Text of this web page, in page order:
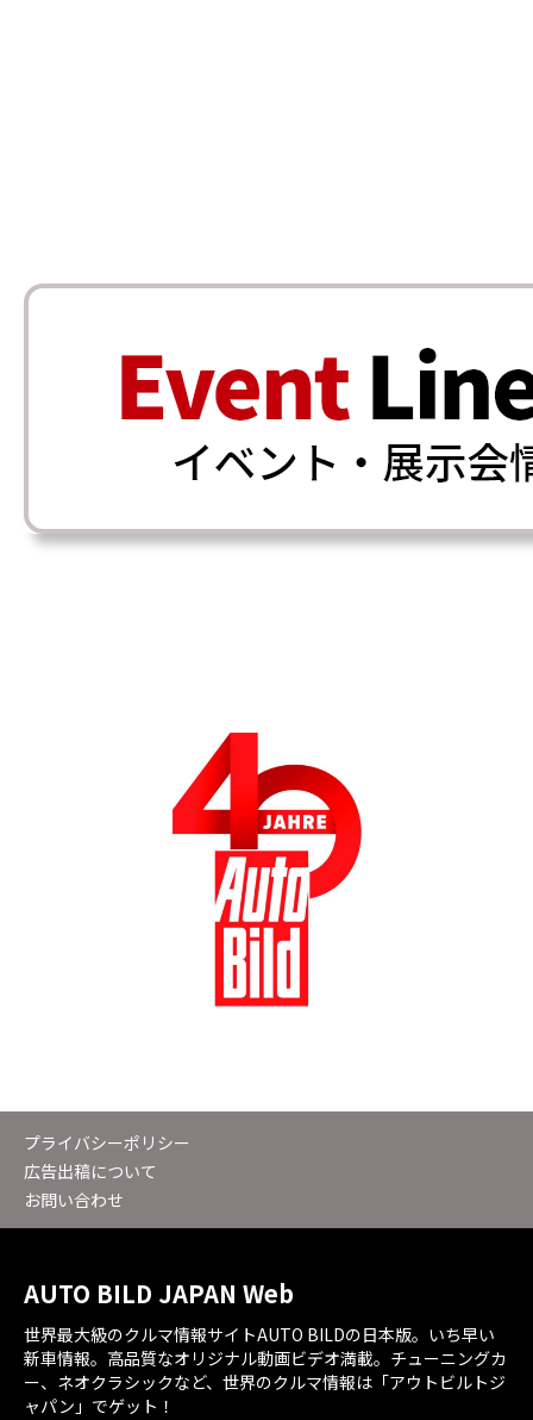
プライバシーポリシー
広告出稿について
お問い合わせ
AUTO BILD JAPAN Web
世界最大級のクルマ情報サイトAUTO BILDの日本版。いち早い
新車情報。高品質なオリジナル動画ビデオ満載。チューニングカ
ー、ネオクラシックなど、世界のクルマ情報は「アウトビルトジ
ャパン」でゲット！